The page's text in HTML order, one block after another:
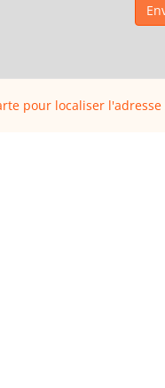
pour localiser